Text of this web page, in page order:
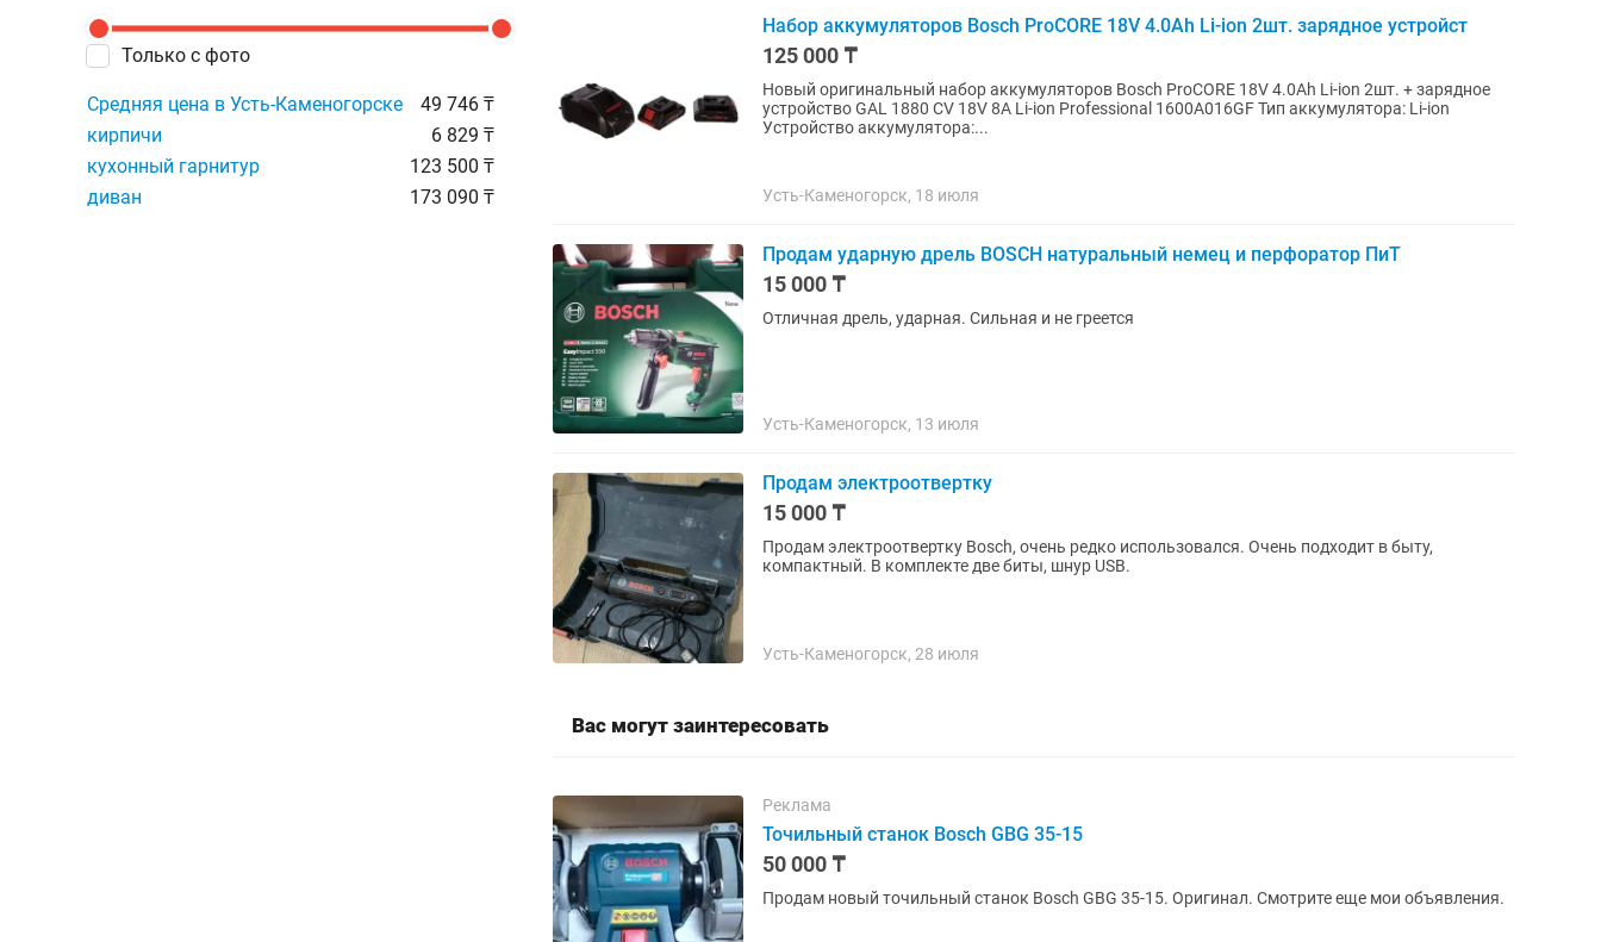
Только с фото
Средняя цена в Усть-Каменогорске
49 746 ₸
кирпичи
6 829 ₸
кухонный гарнитур
123 500 ₸
диван
173 090 ₸
Набор аккумуляторов Bosch ProCORE 18V 4.0Ah Li-ion 2шт. зарядное устройст
125 000 ₸
Новый оригинальный набор аккумуляторов Bosch ProCORE 18V 4.0Ah Li-ion 2шт. + зарядное
устройство GAL 1880 CV 18V 8А Li-ion Professional 1600A016GF Тип аккумулятора: Li-ion
Устройство аккумулятора:...
Усть-Каменогорск, 18 июля
Продам ударную дрель BOSCH натуральный немец и перфоратор ПиТ
15 000 ₸
Отличная дрель, ударная. Сильная и не греется
Усть-Каменогорск, 13 июля
Продам электроотвертку
15 000 ₸
Продам электроотвертку Bosch, очень редко использовался. Очень подходит в быту,
компактный. В комплекте две биты, шнур USB.
Усть-Каменогорск, 28 июля
Вас могут заинтересовать
Реклама
Точильный станок Bosch GBG 35-15
50 000 ₸
Продам новый точильный станок Bosch GBG 35-15. Оригинал. Смотрите еще мои объявления.